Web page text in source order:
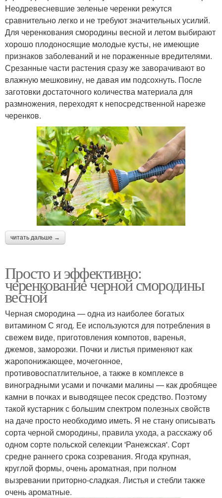
Неодревесневшие зеленые черенки режутся
сравнительно легко и не требуют значительных усилий.
Для черенкования смородины весной и летом выбирают
хорошо плодоносящие молодые кусты, не имеющие
признаков заболеваний и не пораженные вредителями.
Срезанные части растения сразу же заворачивают во
влажную мешковину, не давая им подсохнуть. После
заготовки достаточного количества материала для
размножения, переходят к непосредственной нарезке
черенков.
читать дальше →
Просто и эффективно:
черенкование черной смородины
весной
Черная смородина — одна из наиболее богатых
витамином С ягод. Ее используются для потребления в
свежем виде, приготовления компотов, варенья,
джемов, заморозки. Почки и листья применяют как
жаропонижающее, мочегонное,
противовоспатлительное, а также в комплексе в
виноградными усами и почками малины — как дробящее
камни в почках и выводящее песок средство. Поэтому
такой кустарник с большим спектром полезных свойств
на даче просто необходимо иметь. Я не стану описывать
сорта черной смородины, правила ухода, а расскажу об
одном сорте польской селекции 'Ранежская'. Сорт
средне раннего срока созревания. Ягода крупная,
круглой формы, очень ароматная, при полном
вызревании приторно-сладкая. Листья и стебли также
очень ароматные.